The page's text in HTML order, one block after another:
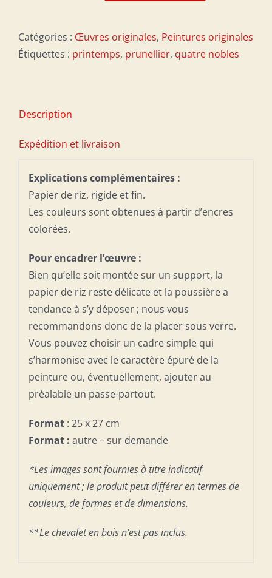
Optimisme
Catégories : Œuvres originales, Peintures originales
Étiquettes : printemps, prunellier, quatre nobles
Description
Expédition et livraison
Explications complémentaires :
Papier de riz, rigide et fin.
Les couleurs sont obtenues à partir d’encres
colorées.
Pour encadrer l’œuvre :
Bien qu’elle soit montée sur un support, la
papier de riz reste délicate et la poussière a
tendance à s’y déposer ; nous vous
recommandons donc de la placer sous verre.
Vous pouvez choisir un cadre simple qui
s’harmonise avec le caractère épuré de la
peinture ou, éventuellement, ajouter au
préalable un passe-partout.
Format: 25 x 27 cm
Format : autre – sur demande
*Les images sont fournies à titre indicatif
uniquement ; le produit peut différer en termes de
couleurs, de formes et de dimensions.
**Le chevalet en bois n’est pas inclus.